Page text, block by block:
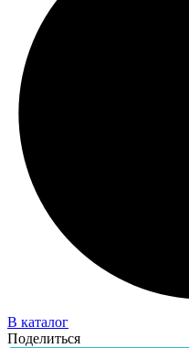
В каталог
Поделиться